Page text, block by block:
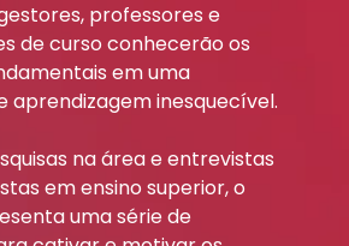
professores e
de curso conhecerão os
em uma
aprendizagem inesquecível.
na área e entrevistas
em ensino superior, o
uma série de